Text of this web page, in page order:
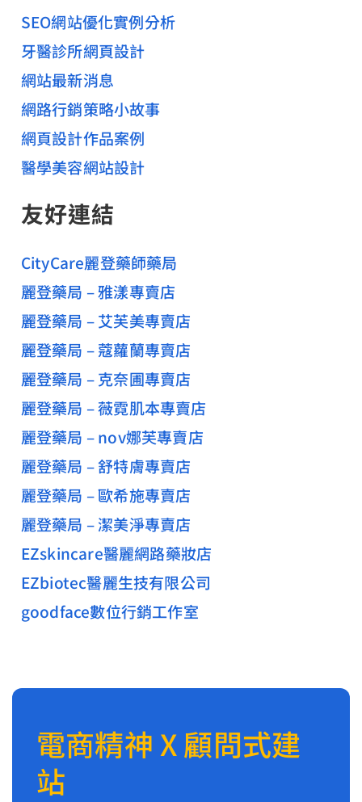
SEO網站優化實例分析
牙醫診所網頁設計
網站最新消息
網路行銷策略小故事
網頁設計作品案例
醫學美容網站設計
友好連結
CityCare麗登藥師藥局
麗登藥局 – 雅漾專賣店
麗登藥局 – 艾芙美專賣店
麗登藥局 – 蔻蘿蘭專賣店
麗登藥局 – 克奈圃專賣店
麗登藥局 – 薇霓肌本專賣店
麗登藥局 – nov娜芙專賣店
麗登藥局 – 舒特膚專賣店
麗登藥局 – 歐希施專賣店
麗登藥局 – 潔美淨專賣店
EZskincare醫麗網路藥妝店
EZbiotec醫麗生技有限公司
goodface數位行銷工作室
電商精神 X 顧問式建
站